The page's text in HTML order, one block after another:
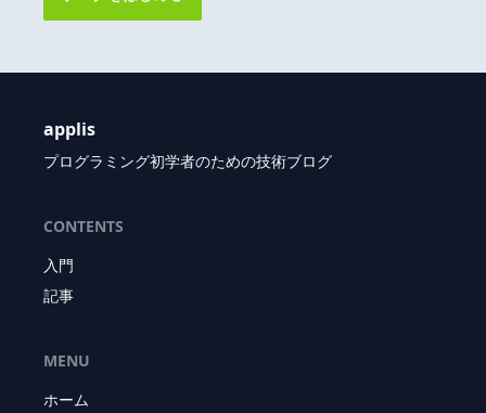
applis
プログラミング初学者のための技術ブログ
CONTENTS
入門
記事
MENU
ホーム